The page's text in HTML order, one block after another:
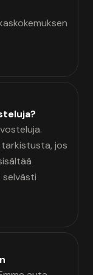
jos
selvästi